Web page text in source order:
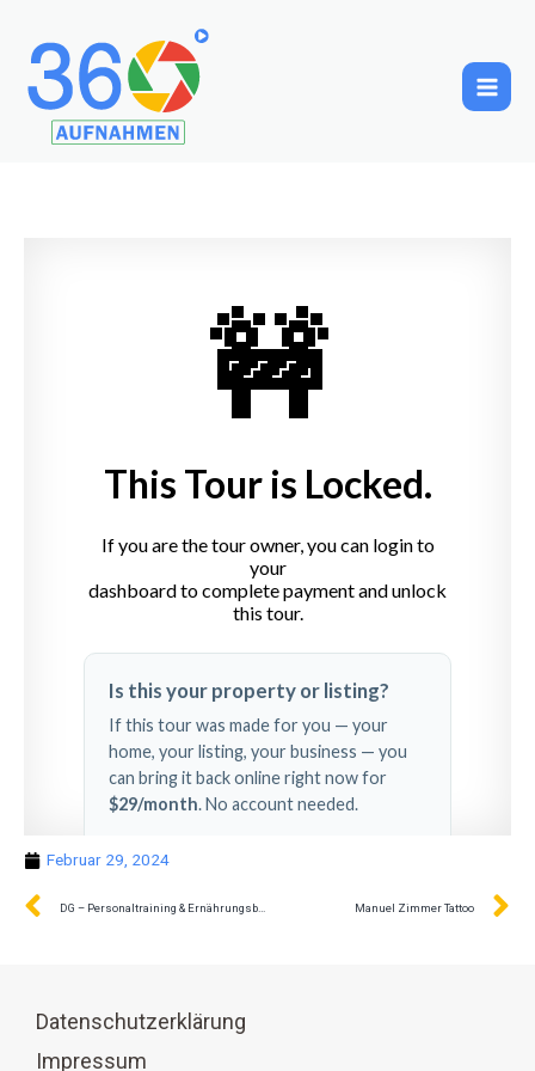
Februar 29, 2024
Manuel Zimmer Tattoo
Datenschutzerklärung
Impressum